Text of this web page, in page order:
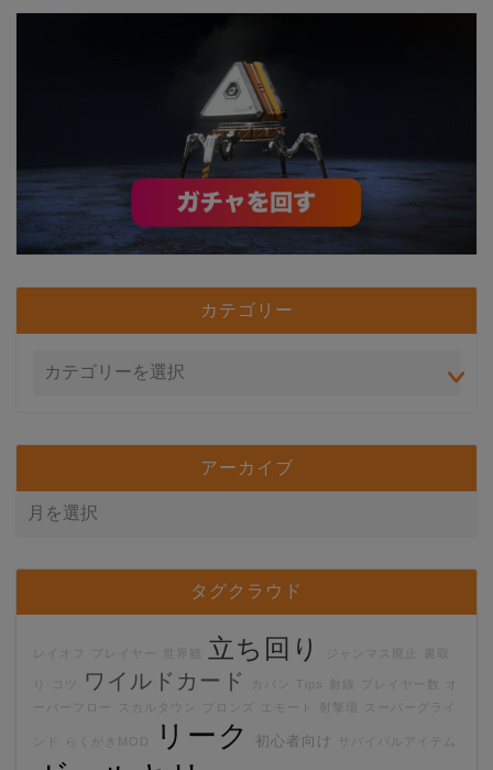
カテゴリー
アーカイブ
タグクラウド
プレイヤー 世界観 立ち回り ジャンマス廃止 裏取
ワイルドカード Tips 射線 プレイヤー数
スカルタウン エモート 射撃場 スーパーグライ
らくがきMOD リーク 初心者向け